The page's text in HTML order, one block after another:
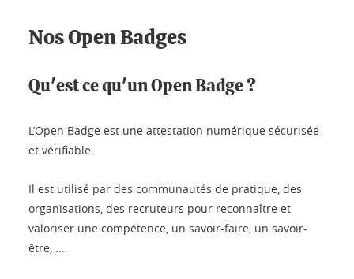
Nos Open Badges
Qu'est ce qu'un Open Badge ?
L’Open Badge est une attestation numérique sécurisée
et vérifiable.
Il est utilisé par des communautés de pratique, des
organisations, des recruteurs pour reconnaître et
valoriser une compétence, un savoir-faire, un savoir-
être, ...